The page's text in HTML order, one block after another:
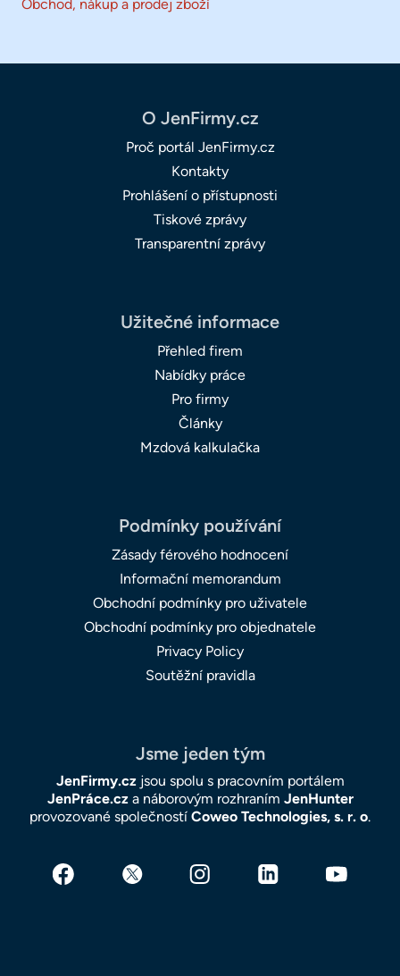
Obchod, nákup a prodej zboží
O JenFirmy.cz
Proč portál JenFirmy.cz
Kontakty
Prohlášení o přístupnosti
Tiskové zprávy
Transparentní zprávy
Užitečné informace
Přehled firem
Nabídky práce
Pro firmy
Články
Mzdová kalkulačka
Podmínky používání
Zásady férového hodnocení
Informační memorandum
Obchodní podmínky pro uživatele
Obchodní podmínky pro objednatele
Privacy Policy
Soutěžní pravidla
Jsme jeden tým
JenFirmy.czjsou spolu s pracovním portálem
JenPráce.cza náborovým rozhraním JenHunter
provozované společností Coweo Technologies, s. r. o.